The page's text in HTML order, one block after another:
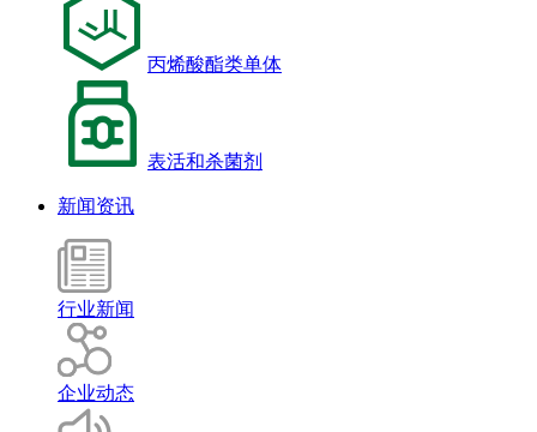
丙烯酸酯类单体
表活和杀菌剂
新闻资讯
行业新闻
企业动态